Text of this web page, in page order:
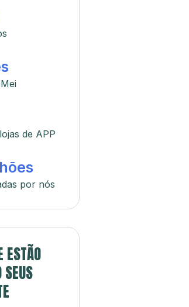
de APP
por nós
ESTÃO
SEUS